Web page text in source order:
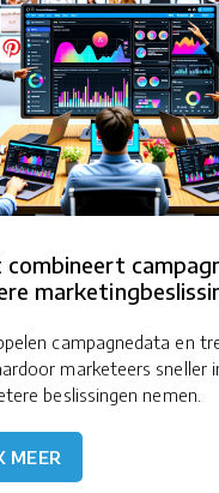
campagnedata en
marketeers sneller
beslissingen nemen.
MEER